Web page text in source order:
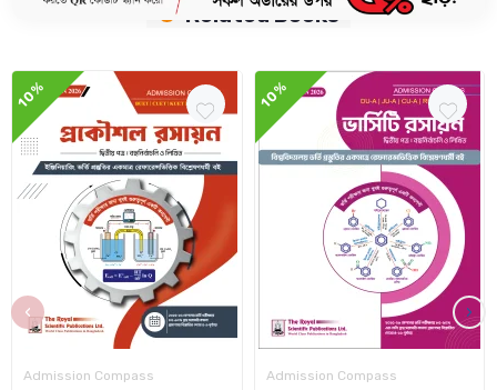
Related Books
10%
Admission Compass
10%
Admission Compass
‹ ›